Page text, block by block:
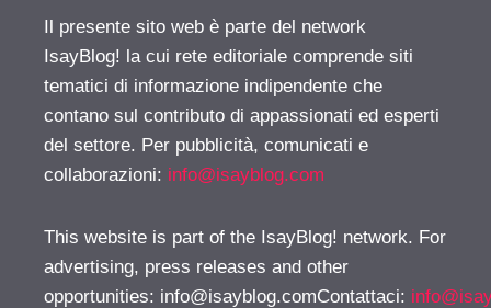
Il presente sito web è parte del network
IsayBlog! la cui rete editoriale comprende siti
tematici di informazione indipendente che
contano sul contributo di appassionati ed esperti
del settore. Per pubblicità, comunicati e
collaborazioni: info@isayblog.com
This website is part of the IsayBlog! network. For
advertising, press releases and other
opportunities: info@isayblog.comContattaci: